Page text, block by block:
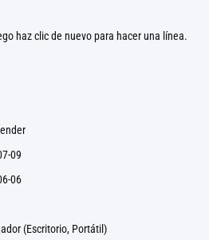
haz clic de nuevo para hacer una línea.
09
06
(Escritorio, Portátil)